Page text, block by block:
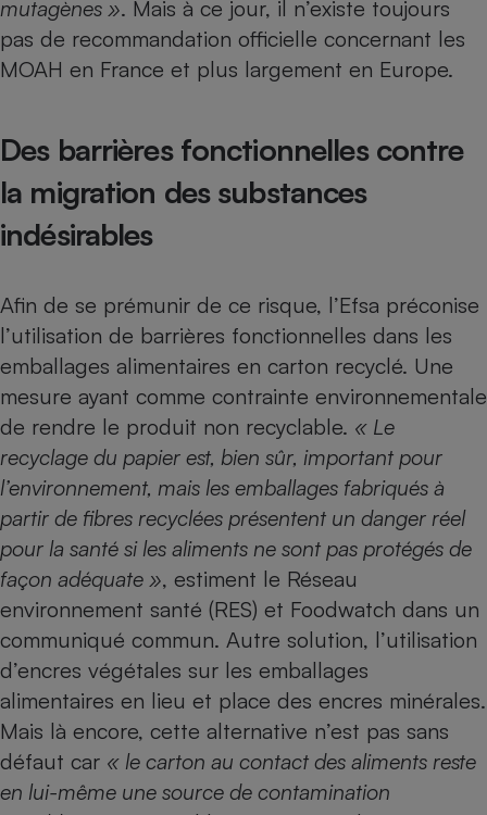
mutagènes ». Mais à ce jour, il n’existe toujours
pas de recommandation officielle concernant les
MOAH en France et plus largement en Europe.
Des barrières fonctionnelles contre
la migration des substances
indésirables
Afin de se prémunir de ce risque, l’Efsa préconise
l’utilisation de barrières fonctionnelles dans les
emballages alimentaires en carton recyclé. Une
mesure ayant comme contrainte environnementale
de rendre le produit non recyclable. « Le
recyclage du papier est, bien sûr, important pour
l’environnement, mais les emballages fabriqués à
partir de fibres recyclées présentent un danger réel
pour la santé si les aliments ne sont pas protégés de
façon adéquate », estiment le Réseau
environnement santé (RES) et Foodwatch dans un
communiqué commun. Autre solution, l’utilisation
d’encres végétales sur les emballages
alimentaires en lieu et place des encres minérales.
Mais là encore, cette alternative n’est pas sans
défaut car « le carton au contact des aliments reste
en lui-même une source de contamination